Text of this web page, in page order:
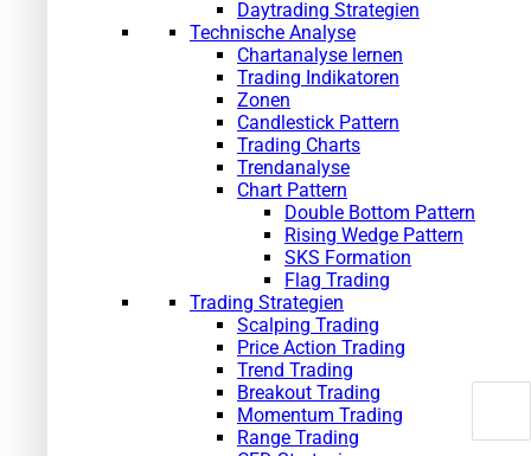
Daytrading Strategien
Technische Analyse
Chartanalyse lernen
Trading Indikatoren
Zonen
Candlestick Pattern
Trading Charts
Trendanalyse
Chart Pattern
Double Bottom Pattern
Rising Wedge Pattern
SKS Formation
Flag Trading
Trading Strategien
Scalping Trading
Price Action Trading
Trend Trading
Breakout Trading
Momentum Trading
Range Trading